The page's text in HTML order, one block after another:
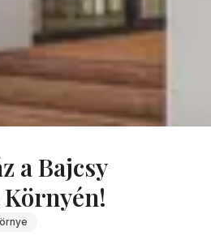
Csaladi Haz
a Bajcsy